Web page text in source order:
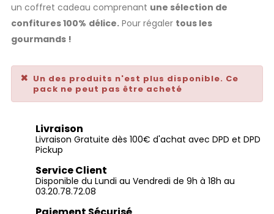
un coffret cadeau comprenant une sélection de
confitures 100% délice. Pour régaler tous les
gourmands !
Un des produits n'est plus disponible. Ce
pack ne peut pas être acheté
Livraison
Livraison Gratuite dès 100€ d'achat avec DPD et DPD
Pickup
Service Client
Disponible du Lundi au Vendredi de 9h à 18h au
03.20.78.72.08